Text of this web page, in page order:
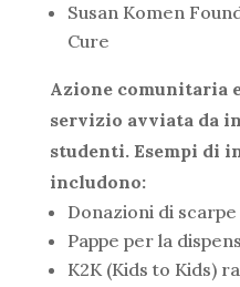
Susan Komen
Cure
Azione comunitaria
servizio avviata da
studenti. Esempi di
includono:
Donazioni di
Pappe per la
K2K (Kids to Kids)